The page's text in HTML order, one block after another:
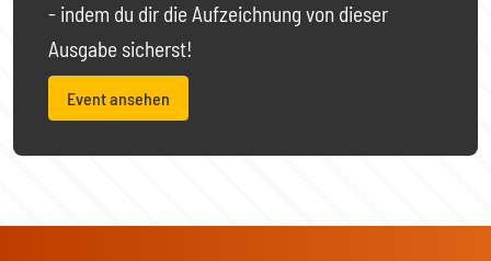
- indem du dir die Aufzeichnung von dieser
Ausgabe sicherst!
Event ansehen